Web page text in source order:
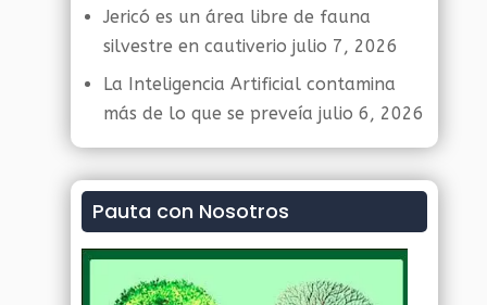
Jericó es un área libre de fauna
silvestre en cautiverio julio 7, 2026
La Inteligencia Artificial contamina
más de lo que se preveía julio 6, 2026
Pauta con Nosotros